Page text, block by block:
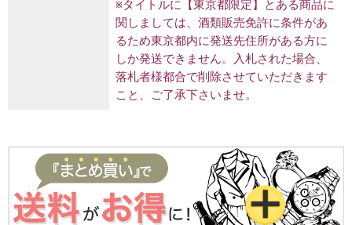
※タイトルに【東京都限定】とある商品に
関しましては、酒類販売免許に条件があ
るため東京都内に発送先住所がある方に
しか発送できません。入札された場合、
落札者様都合で削除させていただきます
こと、ご了承下さいませ。